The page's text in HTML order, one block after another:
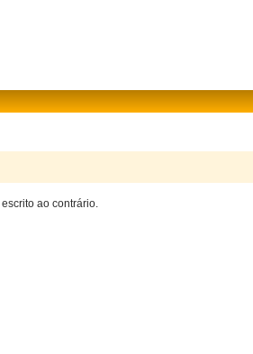
escrito ao contrário.